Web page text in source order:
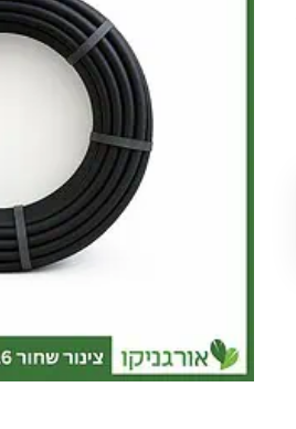
-
16